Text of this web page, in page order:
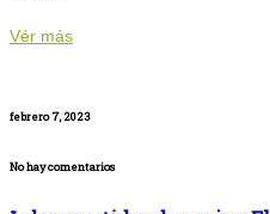
Vér más
febrero 7, 2023
No hay comentarios